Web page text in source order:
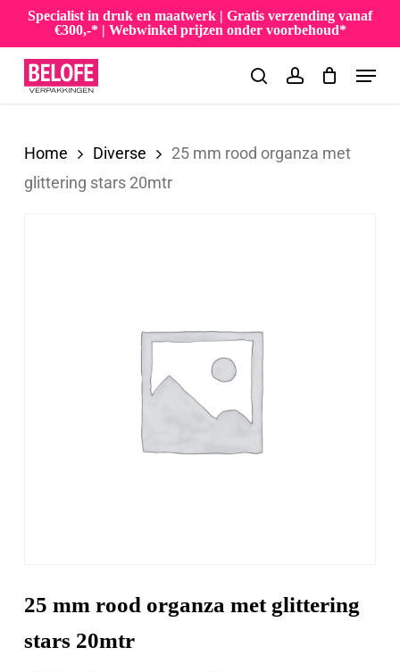
Skip
main
content
Specialist in druk en maatwerk | Gratis verzending vanaf
€300,-* | Webwinkel prijzen onder voorbehoud*
searchaccount
Menu
Home Diverse
25 mm rood organza met
glittering stars 20mtr
25 mm rood organza met glittering
stars 20mtr